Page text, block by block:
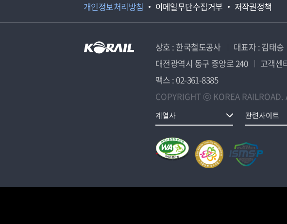
개인정보처리방침 이메일무단수집거부 저작권정책
상호 : 한국철도공사 대표자 : 김태승
대전광역시 동구 중앙로 240
고객센
팩스 : 02-361-8385
COPYRIGHT ⓒ KOREA RAILROAD.
계열사 관련사이트